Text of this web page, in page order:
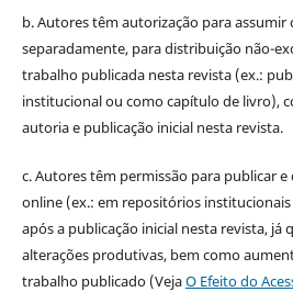
b. Autores têm autorização para
separadamente, para distribuição não-
trabalho publicada nesta revista (ex.:
institucional ou como capítulo de livro),
autoria e publicação inicial nesta revista.
c. Autores têm permissão para publicar
online (ex.: em repositórios
após a publicação inicial nesta revista, já
alterações produtivas, bem como
trabalho publicado (VejaO Efeito do